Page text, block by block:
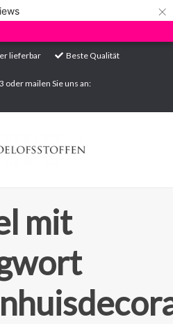
×
lieferbar
Beste Qualität
oder mailen Sie uns an:
mit